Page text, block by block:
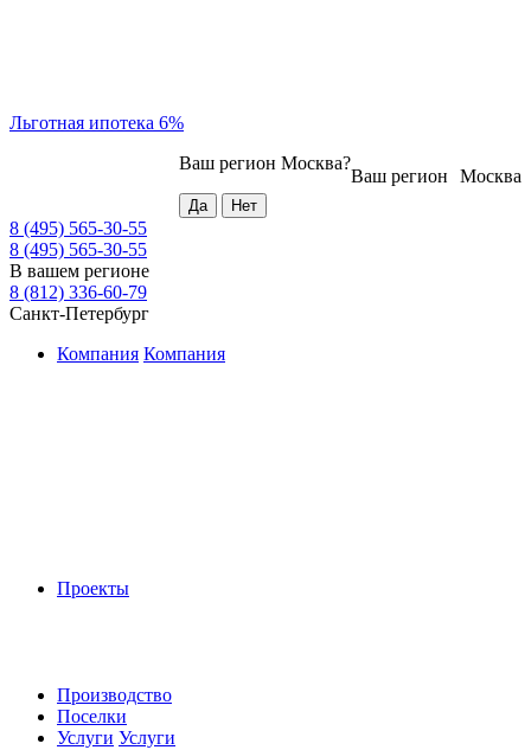
Льготная ипотека 6%
Москва
Ваш регион
Ваш регион Москва?
8 (495) 565-30-55
8 (495) 565-30-55
В вашем регионе
8 (812) 336-60-79
Санкт-Петербург
Компания Компания
Проекты
Производство
Поселки
Услуги Услуги